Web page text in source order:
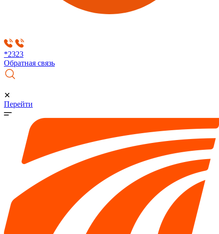
*2323
Обратная связь
✕
Перейти